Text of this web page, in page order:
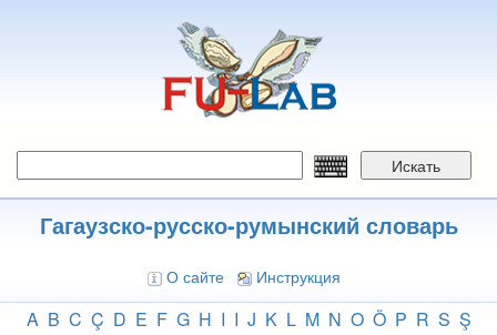
Искать
Гагаузско-русско-румынский словарь
О сайте Инструкция
A B C Ç D E F G H I I J K L M N O Ö P R S Ş